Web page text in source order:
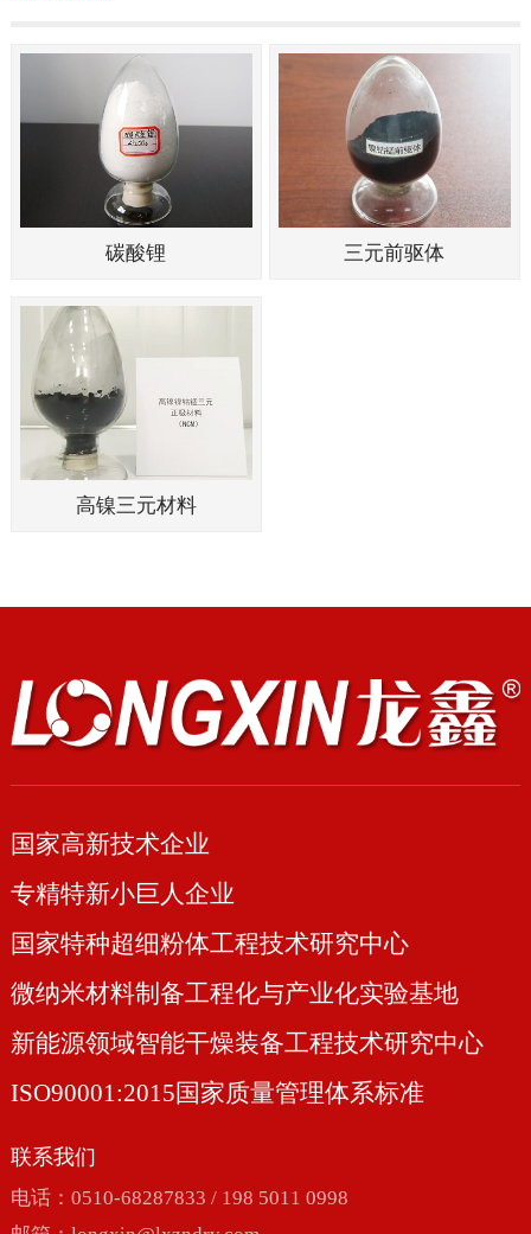
碳酸锂 三元前驱体
高镍三元材料
国家高新技术企业
专精特新小巨人企业
国家特种超细粉体工程技术研究中心
微纳米材料制备工程化与产业化实验基地
新能源领域智能干燥装备工程技术研究中心
ISO90001:2015国家质量管理体系标准
联系我们
电话：0510-68287833 / 198 5011 0998